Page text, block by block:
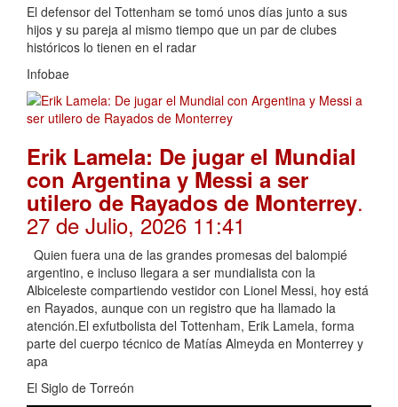
El defensor del Tottenham se tomó unos días junto a sus
hijos y su pareja al mismo tiempo que un par de clubes
históricos lo tienen en el radar
Infobae
Erik Lamela: De jugar el Mundial
con Argentina y Messi a ser
utilero de Rayados de Monterrey.
27 de Julio, 2026 11:41
Quien fuera una de las grandes promesas del balompié
argentino, e incluso llegara a ser mundialista con la
Albiceleste compartiendo vestidor con Lionel Messi, hoy está
en Rayados, aunque con un registro que ha llamado la
atención.El exfutbolista del Tottenham, Erik Lamela, forma
parte del cuerpo técnico de Matías Almeyda en Monterrey y
apa
El Siglo de Torreón